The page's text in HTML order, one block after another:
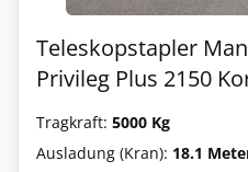
Teleskopstapler
Privileg Plus 2150
Tragkraft: 5000 Kg
Ausladung (Kran): 18.1